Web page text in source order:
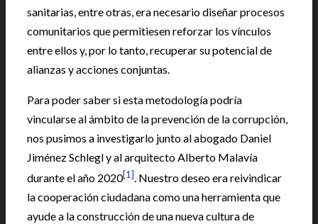
sanitarias, entre otras, era necesario diseñar procesos
comunitarios que permitiesen reforzar los vínculos
entre ellos y, por lo tanto, recuperar su potencial de
alianzas y acciones conjuntas.
Para poder saber si esta metodología podría
vincularse al ámbito de la prevención de la corrupción,
nos pusimos a investigarlo junto al abogado Daniel
Jiménez Schlegl y al arquitecto Alberto Malavía
durante el año 2020[1]. Nuestro deseo era reivindicar
la cooperación ciudadana como una herramienta que
ayude a la construcción de una nueva cultura de